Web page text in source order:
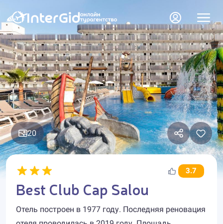
20
3.7
Best Club Cap Salou
Отель построен в 1977 году. Последняя реновация